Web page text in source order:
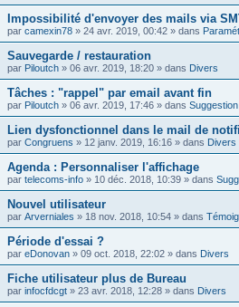
Impossibilité d'envoyer des mails via
par camexin78 » 24 avr. 2019, 00:42 » dans
Sauvegarde / restauration
par Piloutch » 06 avr. 2019, 18:20 » dans Divers
Tâches : "rappel" par email avant fin
par Piloutch » 06 avr. 2019, 17:46 » dans
Lien dysfonctionnel dans le mail de
par Congruens » 12 janv. 2019, 16:16 » dans Divers
Agenda : Personnaliser l'affichage
par telecoms-info » 10 déc. 2018, 10:39 » dans
Nouvel utilisateur
par Arverniales » 18 nov. 2018, 10:54 » dans
Période d'essai ?
par eDonovan » 09 oct. 2018, 22:02 » dans Divers
Fiche utilisateur plus de Bureau
par infocfdcgt » 23 avr. 2018, 12:28 » dans Divers